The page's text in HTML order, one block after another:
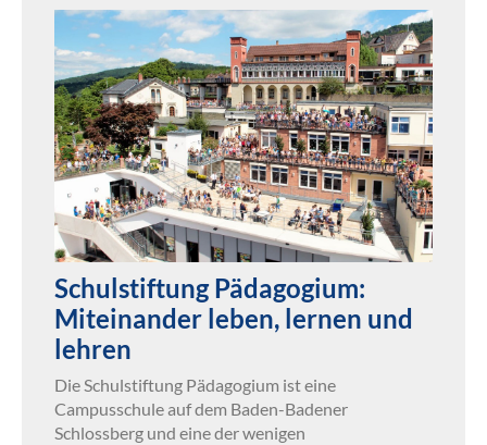
Schulstiftung Pädagogium:
Miteinander leben, lernen und
lehren
Die Schulstiftung Pädagogium ist eine
Campusschule auf dem Baden-Badener
Schlossberg und eine der wenigen